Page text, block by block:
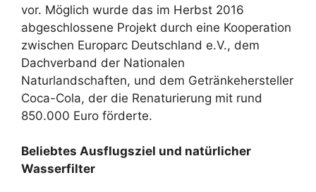
vor. Möglich wurde das im Herbst 2016
abgeschlossene Projekt durch eine Kooperation
zwischen Europarc Deutschland e.V., dem
Dachverband der Nationalen
Naturlandschaften, und dem Getränkehersteller
Coca-Cola, der die Renaturierung mit rund
850.000 Euro förderte.
Beliebtes Ausflugsziel und natürlicher
Wasserfilter